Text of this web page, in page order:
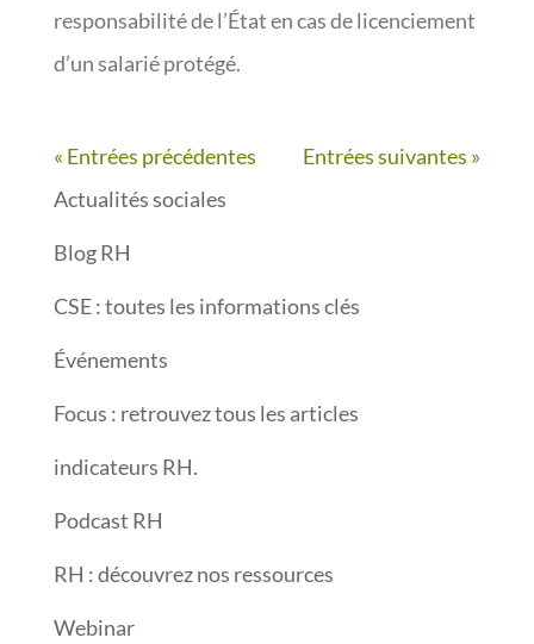
responsabilité de l’État en cas de licenciement
d’un salarié protégé.
« Entrées précédentes
Entrées suivantes »
Actualités sociales
Blog RH
CSE : toutes les informations clés
Événements
Focus : retrouvez tous les articles
indicateurs RH.
Podcast RH
RH : découvrez nos ressources
Webinar